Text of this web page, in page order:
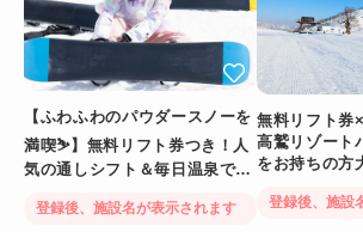
【ふわふわのパウダースノーを
満喫⛷️】無料リフト券つき！人
気の通しシフト＆毎日温泉でリ
登録後、施設名が表示されます
無料リフト券
高鷲リゾート
をお持ちの方
登録後、施設